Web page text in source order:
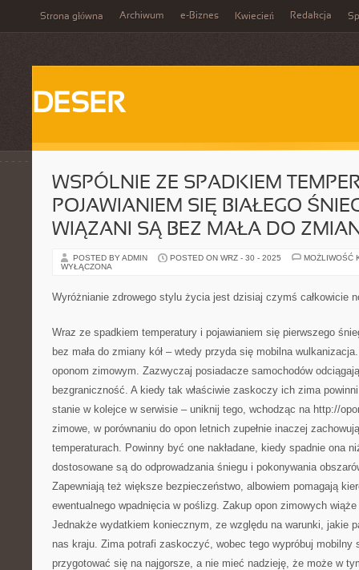
Strona główna Archiwum e-Biznes Kwiecień Redakcja
DESER
WSPÓLNIE ZE SPADKIEM
POJAWIANIEM SIĘ BIAŁEGO
WIĄZANI SĄ BEZ MAŁA DO
POSTED BY ADMIN POSTED ON WRZ - 30 - 2025
MOŻLIWOŚĆ
WYŁĄCZONA
Wyróżnianie zdrowego stylu życia jest dzisiaj czymś całkowicie
Wraz ze spadkiem temperatury i pojawianiem się pierwszego
bez mała do zmiany kół – wtedy przyda się mobilna
oponom zimowym. Zazwyczaj posiadacze samochodów
bezgraniczność. A kiedy tak właściwie zaskoczy ich zima
stanie w kolejce w serwisie – uniknij tego, wchodząc na http://
zimowe, w porównaniu do opon letnich zupełnie inaczej
temperaturach. Powinny być one nakładane, kiedy spadnie ona
dostosowane są do odprowadzania śniegu i pokonywania
Zapewniają też większe bezpieczeństwo, albowiem pomagają
ewentualnego wpadnięcia w poślizg. Zakup opon zimowych
Jednakże wydatkiem koniecznym, ze względu na warunki, jakie
nas kraju. Zima potrafi zaskoczyć, wobec tego wypróbuj mobilny
przygotować się na najgorsze, a nie mieć nadzieję, że może w